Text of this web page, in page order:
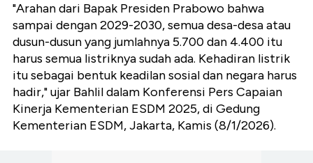
"Arahan dari Bapak Presiden Prabowo bahwa
sampai dengan 2029-2030, semua desa-desa atau
dusun-dusun yang jumlahnya 5.700 dan 4.400 itu
harus semua listriknya sudah ada. Kehadiran listrik
itu sebagai bentuk keadilan sosial dan negara harus
hadir," ujar Bahlil dalam Konferensi Pers Capaian
Kinerja Kementerian ESDM 2025, di Gedung
Kementerian ESDM, Jakarta, Kamis (8/1/2026).